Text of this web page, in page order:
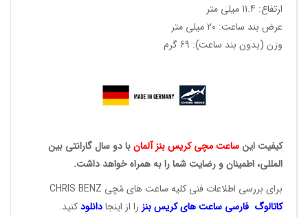
ارتفاع: 11.4 میلی متر
عرض بند ساعت: 20 میلی متر
وزن (بدون بند ساعت): 69 گرم
کیفیت اینساعت مچی کریسبنز آلمانبا دو سال گارانتی بین
المللی، اطمینان و رضایت شما را به همراه خواهد داشت.
برای بررسی اطلاعات فنی کلیه ساعت های مُچی CHRIS BENZ
کاتالوگ فارسی ساعت هایکریس بنز را از اینجادانلودکنید.